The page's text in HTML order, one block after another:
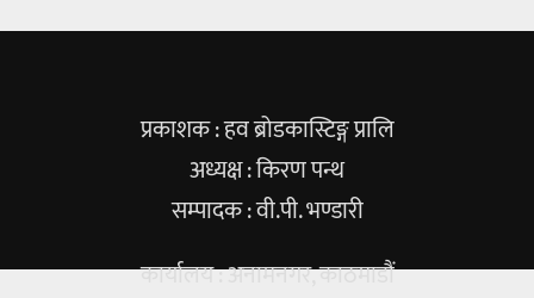
प्रकाशक : हव ब्रोडकास्टिङ्ग प्रालि
अध्यक्ष : किरण पन्थ
सम्पादक : वी.पी. भण्डारी
कार्यालय : अनामनगर, काठमाडौं